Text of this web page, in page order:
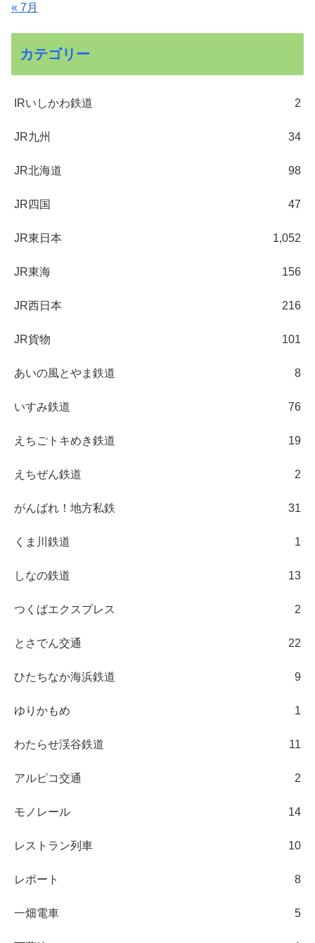
« 7月
カテゴリー
IRいしかわ鉄道 2
JR九州 34
JR北海道 98
JR四国 47
JR東日本 1,052
JR東海 156
JR西日本 216
JR貨物 101
あいの風とやま鉄道 8
いすみ鉄道 76
えちごトキめき鉄道 19
えちぜん鉄道 2
がんばれ！地方私鉄 31
くま川鉄道 1
しなの鉄道 13
つくばエクスプレス 2
とさでん交通 22
ひたちなか海浜鉄道 9
ゆりかもめ 1
わたらせ渓谷鉄道 11
アルピコ交通 2
モノレール 14
レストラン列車 10
レポート 8
一畑電車 5